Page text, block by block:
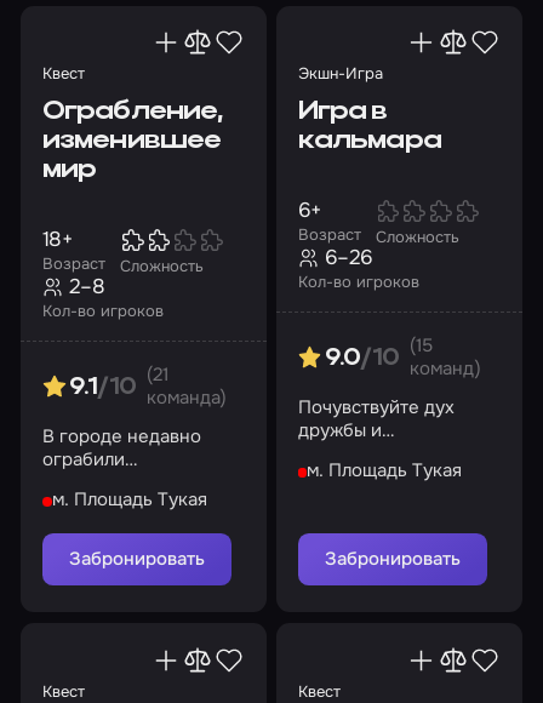
Квест
Ограбление,
изменившее
мир
Возраст
18+
Сложность
Кол-во игроков
2–8
9.1/10
(21
команда)
В городе недавно
ограбили
человека. Помогите
найти грабителя...
м. Площадь Тукая
Забронировать
Экшн-Игра
Игра в
кальмара
Возраст
6+
Сложность
Кол-во игроков
6–26
9.0/10
(15
команд)
Почувствуйте дух
дружбы и
начнется игра!
м. Площадь Тукая
Забронировать
Квест Квест